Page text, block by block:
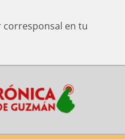
corresponsal en tu